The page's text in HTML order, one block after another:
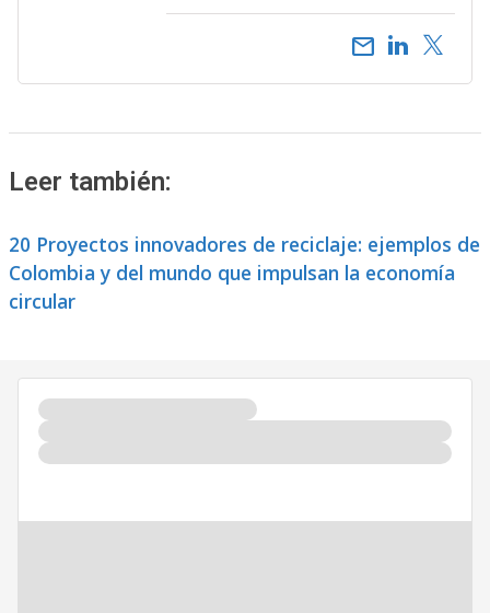
email
Leer también:
20 Proyectos innovadores de reciclaje: ejemplos de
Colombia y del mundo que impulsan la economía
circular